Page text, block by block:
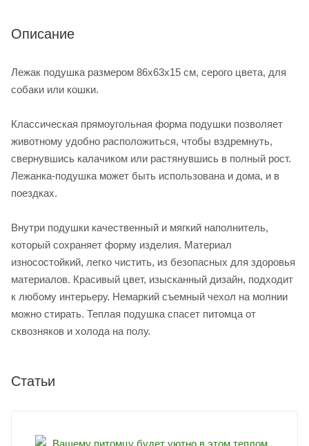
Описание
Лежак подушка размером 86х63х15 см, серого цвета, для
собаки или кошки.
Классическая прямоугольная форма подушки позволяет
животному удобно расположиться, чтобы вздремнуть,
свернувшись калачиком или растянувшись в полный рост.
Лежанка-подушка может быть использована и дома, и в
поездках.
Внутри подушки качественный и мягкий наполнитель,
который сохраняет форму изделия. Материал
износостойкий, легко чистить, из безопасных для здоровья
материалов. Красивый цвет, изысканный дизайн, подходит
к любому интерьеру. Немаркий съемный чехол на молнии
можно стирать. Теплая подушка спасет питомца от
сквозняков и холода на полу.
Статьи